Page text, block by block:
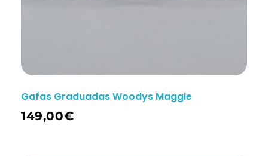
Gafas Graduadas Woodys Maggie
149,00€